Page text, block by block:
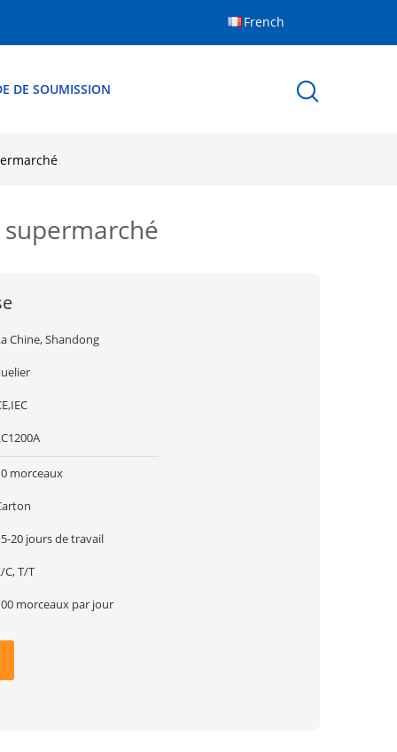
French
DE SOUMISSION
Chine, Shandong
morceaux
20 jours de travail
C, T/T
morceaux par jour